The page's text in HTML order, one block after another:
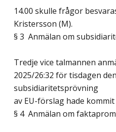
14.00 skulle frågor
Kristersson (M).
§ 3 Anmälan om
Tredje vice talmannen
2025/26:32 för tisdagen
subsidiaritetsprövning
av EU-förslag hade
§ 4 Anmälan om